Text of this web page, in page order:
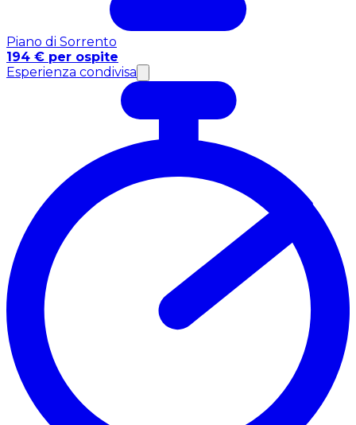
Piano di Sorrento
194 € per ospite
Esperienza condivisa